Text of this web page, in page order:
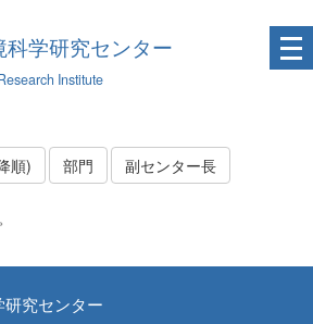
学研究センター
Institute
順) 部門 副センター長
究センター